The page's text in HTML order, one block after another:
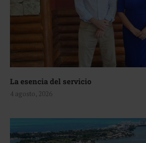
La esencia del servicio
4 agosto, 2026